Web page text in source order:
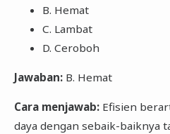
B. Hemat
C. Lambat
D. Ceroboh
Jawaban:B. Hemat
Cara menjawab:Efisien
daya dengan sebaik-baiknya